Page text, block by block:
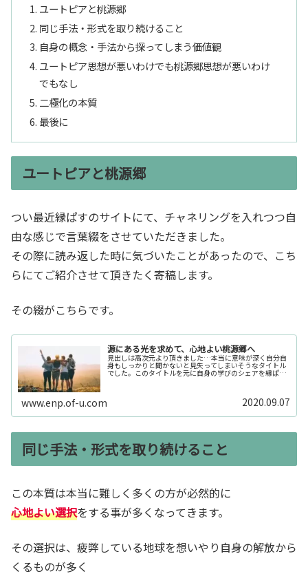
ユートピアと桃源郷
同じ手法・形式を取り続けること
自身の概念・手法から探ってしまう価値観
ユートピア思想が悪いわけでも桃源郷思想が悪いわけ
でもなし
二極化の本質
最後に
ユートピアと桃源郷
つい最近縁ぱすのサイトにて、チャネリングを入れつつ自
由な感じで言葉綴をさせていただきました。
その際に読み返した時に気づいたことがあったので、こち
らにてご紹介させて頂きたく寄稿します。
その綴がこちらです。
源にある光を求めて、心地よい桃源郷へ
見出しは高次元より頂きました…本当に意味が深く自分自
身もしっかりと聞かないと見失ってしまいそうなタイトル
でした。このタイトルを元に自身の学びのシェアを縁ぱす
を見て下さっている方へお届けしたいと思います。「桃源
www.enp.of-u.com 2020.09.07
同じ手法・形式を取り続けること
この本質は本当に難しく多くの方が必然的に
心地よい選択をする事が多くなってきます。
その選択は、疲弊している地球を想いやり自身の解放から
くるものが多く